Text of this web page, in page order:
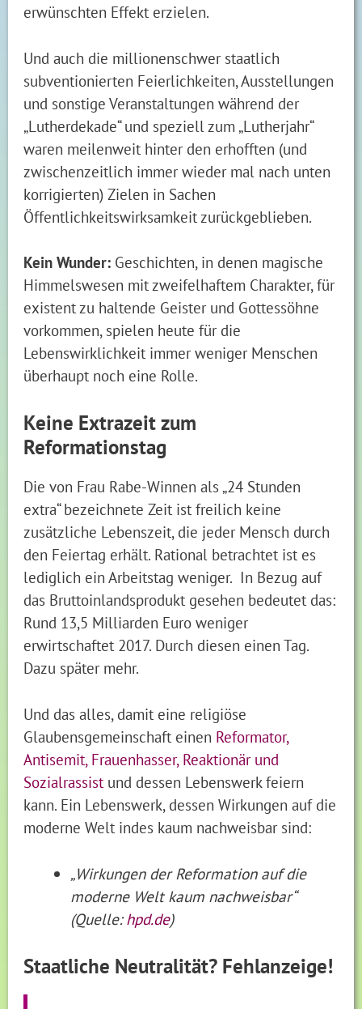
erwünschten Effekt erzielen.
Und auch die millionenschwer staatlich
subventionierten Feierlichkeiten, Ausstellungen
und sonstige Veranstaltungen während der
„Lutherdekade“ und speziell zum „Lutherjahr“
waren meilenweit hinter den erhofften (und
zwischenzeitlich immer wieder mal nach unten
korrigierten) Zielen in Sachen
Öffentlichkeitswirksamkeit zurückgeblieben.
Kein Wunder: Geschichten, in denen magische
Himmelswesen mit zweifelhaftem Charakter, für
existent zu haltende Geister und Gottessöhne
vorkommen, spielen heute für die
Lebenswirklichkeit immer weniger Menschen
überhaupt noch eine Rolle.
Keine Extrazeit zum
Reformationstag
Die von Frau Rabe-Winnen als „24 Stunden
extra“ bezeichnete Zeit ist freilich keine
zusätzliche Lebenszeit, die jeder Mensch durch
den Feiertag erhält. Rational betrachtet ist es
lediglich ein Arbeitstag weniger. In Bezug auf
das Bruttoinlandsprodukt gesehen bedeutet das:
Rund 13,5 Milliarden Euro weniger
erwirtschaftet 2017. Durch diesen einen Tag.
Dazu später mehr.
Und das alles, damit eine religiöse
Glaubensgemeinschaft einen Reformator,
Antisemit, Frauenhasser, Reaktionär und
Sozialrassist und dessen Lebenswerk feiern
kann. Ein Lebenswerk, dessen Wirkungen auf die
moderne Welt indes kaum nachweisbar sind:
„Wirkungen der Reformation auf die
moderne Welt kaum nachweisbar“
(Quelle:hpd.de)
Staatliche Neutralität? Fehlanzeige!